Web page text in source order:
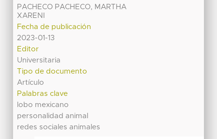
PACHECO PACHECO, MARTHA
XARENI
Fecha de publicación
2023-01-13
Editor
Universitaria
Tipo de documento
Artículo
Palabras clave
lobo mexicano
personalidad animal
redes sociales animales